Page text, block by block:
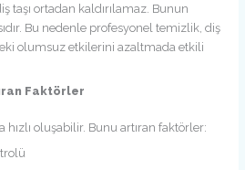
taşı ortadan kaldırılamaz. Bunun
Bu nedenle profesyonel temizlik, diş
olumsuz etkilerini azaltmada etkili
Faktörler
hızlı oluşabilir. Bunu artıran faktörler: